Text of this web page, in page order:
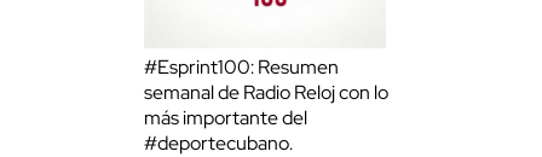
#Esprint100: Resumen
semanal de Radio Reloj con lo
más importante del
#deportecubano.